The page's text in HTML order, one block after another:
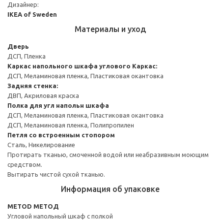
Дизайнер:
IKEA of Sweden
Материалы и уход
Дверь
ДСП, Пленка
Каркас напольного шкафа углового Каркас:
ДСП, Меламиновая пленка, Пластиковая окантовка
Задняя стенка:
ДВП, Акриловая краска
Полка для угл напольн шкафа
ДСП, Меламиновая пленка, Пластиковая окантовка
ДСП, Меламиновая пленка, Полипропилен
Петля со встроенным стопором
Сталь, Никелирование
Протирать тканью, смоченной водой или неабразивным моющим
средством.
Вытирать чистой сухой тканью.
Информация об упаковке
METOD МЕТОД
Угловой напольный шкаф с полкой